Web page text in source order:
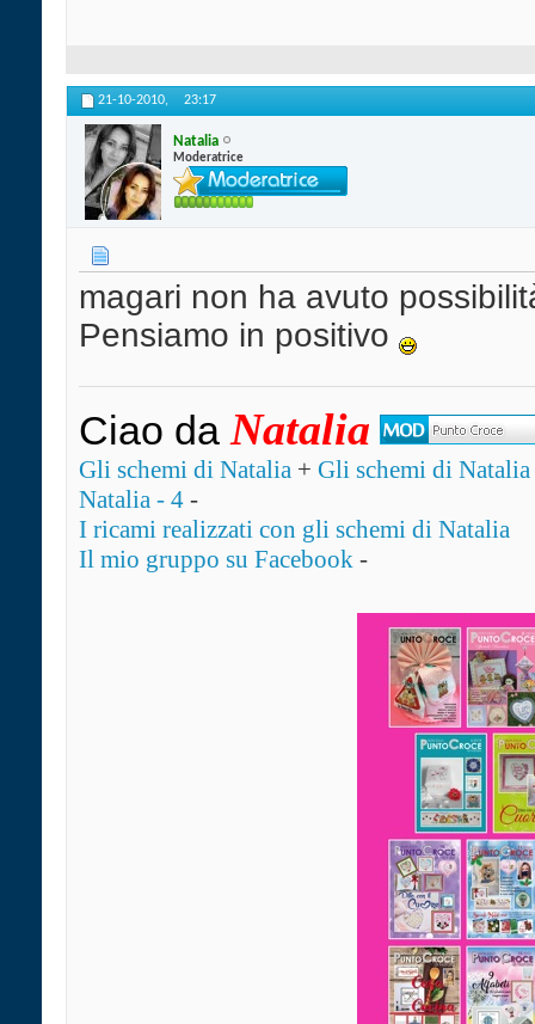
21-10-2010, 23:17
Natalia
Moderatrice
magari non ha avuto
Pensiamo in positivo
Ciao da Natalia
Gli schemi di Natalia + Gli schemi di
Natalia - 4 -
I ricami realizzati con gli schemi di Natalia
Il mio gruppo su Facebook -